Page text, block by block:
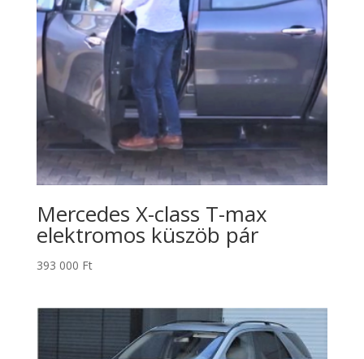
Mercedes X-class T-max
elektromos küszöb pár
393 000 Ft